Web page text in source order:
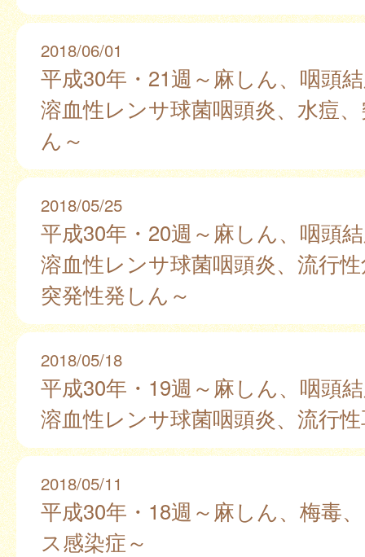
2018/06/01
平成30年・21週～麻しん、咽頭
溶血性レンサ球菌咽頭炎、水痘
ん～
2018/05/25
平成30年・20週～麻しん、咽頭
溶血性レンサ球菌咽頭炎、流行
突発性発しん～
2018/05/18
平成30年・19週～麻しん、咽頭
溶血性レンサ球菌咽頭炎、流行
2018/05/11
平成30年・18週～麻しん、梅毒
ス感染症～